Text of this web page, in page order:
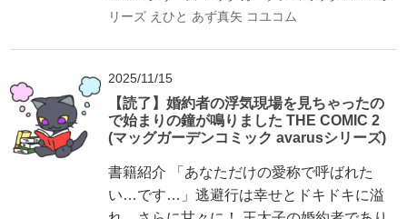
リーズ えひと あず真矢 コユコム
2025/11/15
【読了】婚約者の浮気現場を見ちゃったの
で始まりの鐘が鳴りました THE COMIC 2
(マッグガーデンコミック avarusシリーズ)
書籍紹介 「あなただけの愛称で呼ばれた
い…です…」逃避行は幸せとドキドキに溢